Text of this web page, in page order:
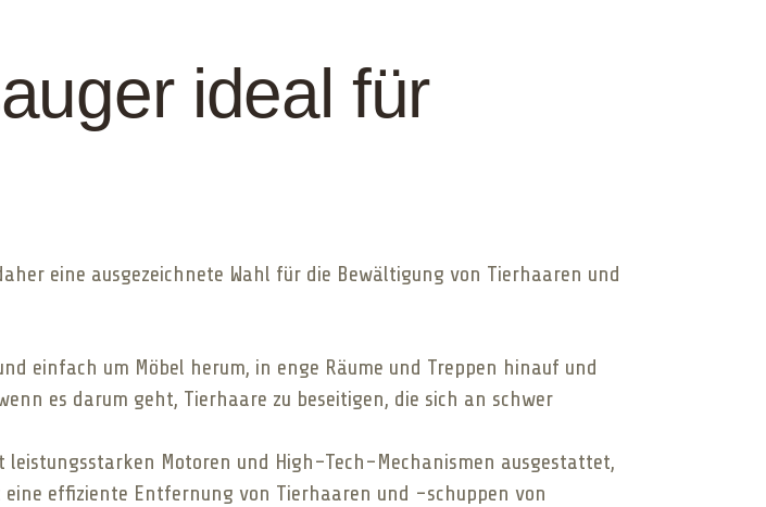
ideal für
eine ausgezeichnete Wahl für die Bewältigung von Tierhaaren und
einfach um Möbel herum, in enge Räume und Treppen hinauf und
es darum geht, Tierhaare zu beseitigen, die sich an schwer
leistungsstarken Motoren und High-Tech-Mechanismen ausgestattet,
effiziente Entfernung von Tierhaaren und -schuppen von